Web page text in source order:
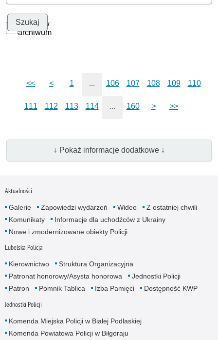
Szukaj w
archiwum
<< < 1 ... 106 107 108 109 110
111 112 113 114 ... 160 > >>
↓ Pokaż informacje dodatkowe ↓
Aktualności
Galerie Zapowiedzi wydarzeń Wideo
Z ostatniej chwili
Komunikaty
Informacje dla uchodźców z Ukrainy
Nowe i zmodernizowane obiekty Policji
Lubelska Policja
Kierownictwo
Struktura Organizacyjna
Patronat honorowy/Asysta honorowa
Jednostki Policji
Patron
Pomnik Tablica Izba Pamięci Dostępność KWP
Jednostki Policji
Komenda Miejska Policji w Białej Podlaskiej
Komenda Powiatowa Policji w Biłgoraju